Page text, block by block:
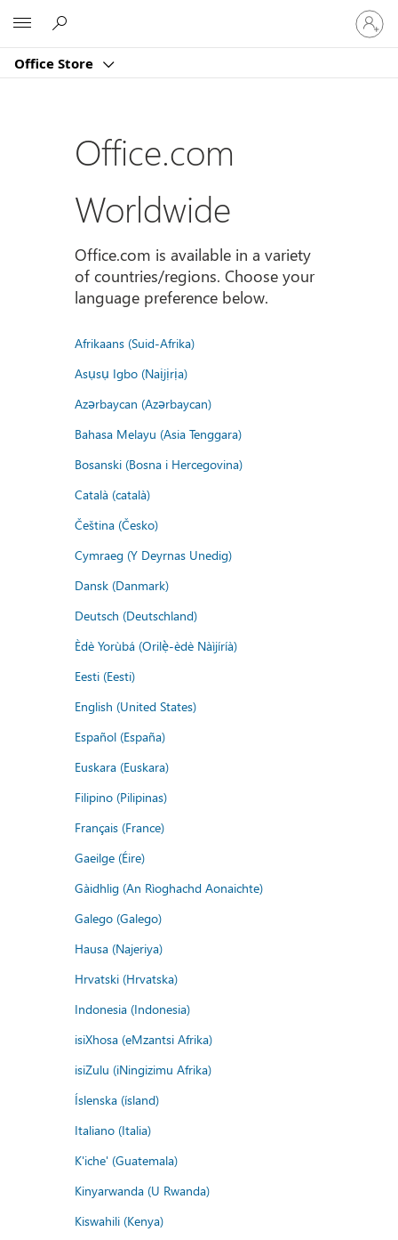
Office Store
Sign
in
to
account
Office.com
Worldwide
Office.com is available in a variety
of countries/regions. Choose your
language preference below.
Afrikaans (Suid-Afrika)
Asụsụ Igbo (Naịjịrịa)
Azərbaycan (Azərbaycan)
Bahasa Melayu (Asia Tenggara)
Bosanski (Bosna i Hercegovina)
Català (català)
Čeština (Česko)
Cymraeg (Y Deyrnas Unedig)
Dansk (Danmark)
Deutsch (Deutschland)
Èdè Yorùbá (Orilẹ̀-èdè Nàìjíríà)
Eesti (Eesti)
English (United States)
Español (España)
Euskara (Euskara)
Filipino (Pilipinas)
Français (France)
Gaeilge (Éire)
Gàidhlig (An Rìoghachd Aonaichte)
Galego (Galego)
Hausa (Najeriya)
Hrvatski (Hrvatska)
Indonesia (Indonesia)
isiXhosa (eMzantsi Afrika)
isiZulu (iNingizimu Afrika)
Íslenska (ísland)
Italiano (Italia)
K'iche' (Guatemala)
Kinyarwanda (U Rwanda)
Kiswahili (Kenya)